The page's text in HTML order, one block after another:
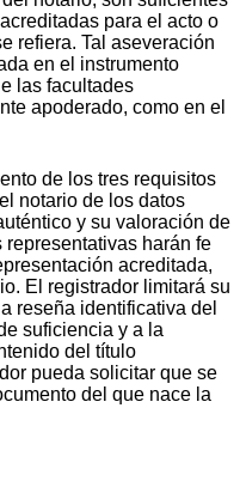
para el acto o
refiera. Tal aseveración
en el instrumento
las facultades
apoderado, como en el
de los tres requisitos
notario de los datos
y su valoración de
representativas harán fe
acreditada,
El registrador limitará su
reseña identificativa del
suficiencia y a la
del título
pueda solicitar que se
del que nace la